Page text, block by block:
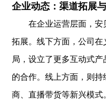
企业动态：渠道拓展
在企业运营层面，
拓展。线下方面，公司
局，设立了更多互动式
的合作。线上方面，则
商、直播带货等新兴模